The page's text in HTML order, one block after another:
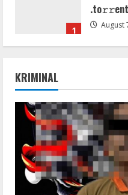
1
.tо𝚛𝚛еnt
August
2
3
Remux
Coyote
2160𝚙
August
KRIMINAL